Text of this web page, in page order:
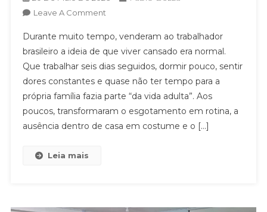
Leave A CommentOn
CHEGOU
A
HORA
DO
BRASIL
CUIDAR
Durante muito tempo, venderam ao trabalhador
brasileiro a ideia de que viver cansado era normal.
Que trabalhar seis dias seguidos, dormir pouco, sentir
dores constantes e quase não ter tempo para a
própria família fazia parte “da vida adulta”. Aos
poucos, transformaram o esgotamento em rotina, a
ausência dentro de casa em costume e o […]
Leia mais